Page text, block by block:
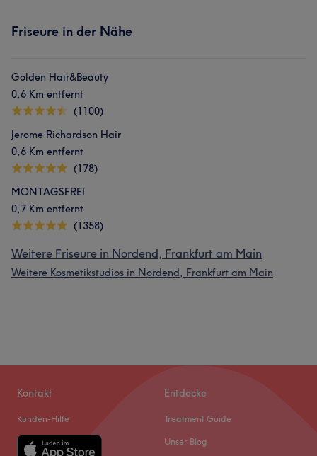
Friseure in der Nähe
Golden Hair&Beauty
0,6 Km entfernt
(1100)
Jerome Richardson Hair
0,6 Km entfernt
(178)
MONTAGSFREI
0,7 Km entfernt
(1358)
Weitere Friseure in Nordend, Frankfurt am Main
Weitere Kosmetikstudios in Nordend, Frankfurt am Main
Kontakt
Kunden-Hilfe
Entdecke
Treatment Guide
Unser Blog